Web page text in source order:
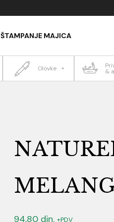
ŠTAMPANJE MAJICA
Olovke &
94,80 din. +PDV